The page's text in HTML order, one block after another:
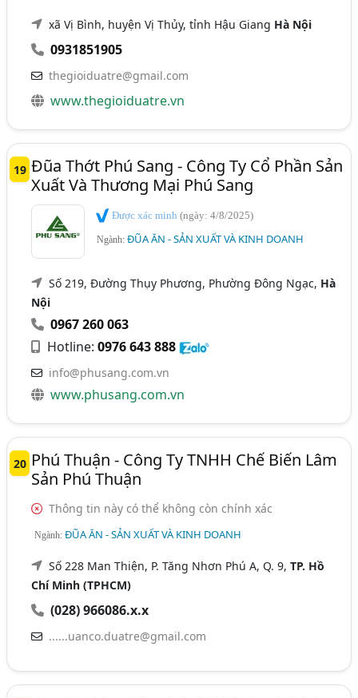
xã Vị Bình, huyện Vị Thủy, tỉnh Hậu Giang Hà Nội
0931851905
thegioiduatre@gmail.com
www.thegioiduatre.vn
19 Đũa Thớt Phú Sang - Công Ty Cổ Phần Sản
Xuất Và Thương Mại Phú Sang
Được xác minh(ngày: 4/8/2025)
Ngành:ĐŨA ĂN - SẢN XUẤT VÀ KINH DOANH
Số 219, Đường Thụy Phương, Phường Đông Ngạc, Hà
Nội
0967 260 063
Hotline:0976 643 888
info@phusang.com.vn
www.phusang.com.vn
20 Phú Thuận - Công Ty TNHH Chế Biến Lâm
Sản Phú Thuận
Thông tin này có thể không còn chính xác
Ngành:ĐŨA ĂN - SẢN XUẤT VÀ KINH DOANH
Số 228 Man Thiện, P. Tăng Nhơn Phú A, Q. 9,TP. Hồ
Chí Minh (TPHCM)
(028) 966086.x.x
......uanco.duatre@gmail.com